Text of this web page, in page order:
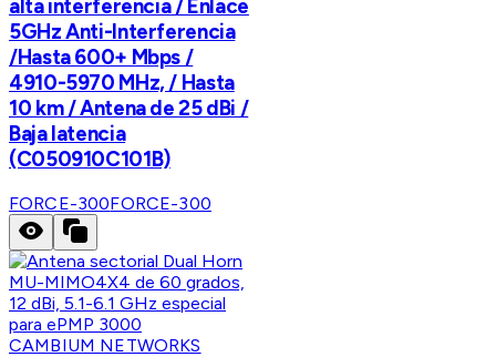
alta interferencia / Enlace
5GHz Anti-Interferencia
/Hasta 600+ Mbps /
4910-5970 MHz, / Hasta
10 km / Antena de 25 dBi /
Baja latencia
(C050910C101B)
FORCE-300FORCE-300
CAMBIUM NETWORKS